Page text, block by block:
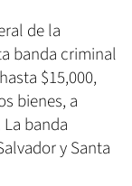
de la
banda criminal
$15,000,
bienes, a
banda
y Santa